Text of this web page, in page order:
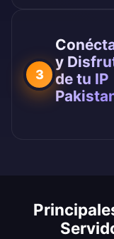
3
y
de tu IP